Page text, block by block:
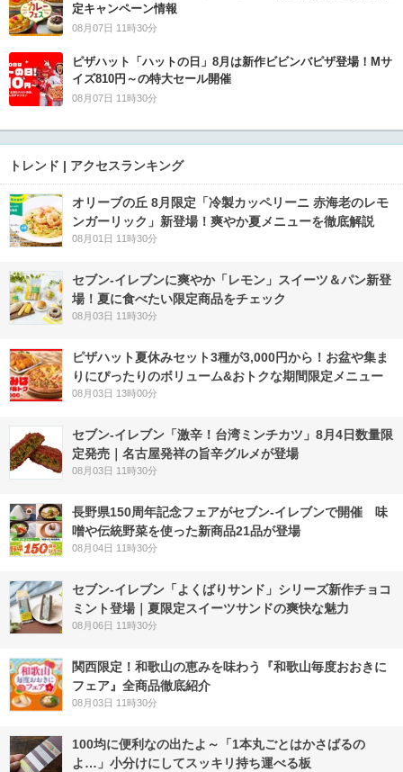
定キャンペーン情報
08月07日 11時30分
ピザハット「ハットの日」8月は新作ビビンバピザ登場！Mサ
イズ810円～の特大セール開催
08月07日 11時30分
トレンド | アクセスランキング
オリーブの丘 8月限定「冷製カッペリーニ 赤海老のレモ
ンガーリック」新登場！爽やか夏メニューを徹底解説
08月01日 11時30分
セブン‐イレブンに爽やか「レモン」スイーツ＆パン新登
場！夏に食べたい限定商品をチェック
08月03日 11時30分
ピザハット夏休みセット3種が3,000円から！お盆や集ま
りにぴったりのボリューム&おトクな期間限定メニュー
08月03日 13時00分
セブン-イレブン「激辛！台湾ミンチカツ」8月4日数量限
定発売｜名古屋発祥の旨辛グルメが登場
08月03日 11時30分
長野県150周年記念フェアがセブン-イレブンで開催 味
噌や伝統野菜を使った新商品21品が登場
08月04日 11時30分
セブン‐イレブン「よくばりサンド」シリーズ新作チョコ
ミント登場｜夏限定スイーツサンドの爽快な魅力
08月06日 11時30分
関西限定！和歌山の恵みを味わう『和歌山毎度おおきに
フェア』全商品徹底紹介
08月03日 11時30分
100均に便利なの出たよ～「1本丸ごとはかさばるの
よ…」小分けにしてスッキリ持ち運べる板